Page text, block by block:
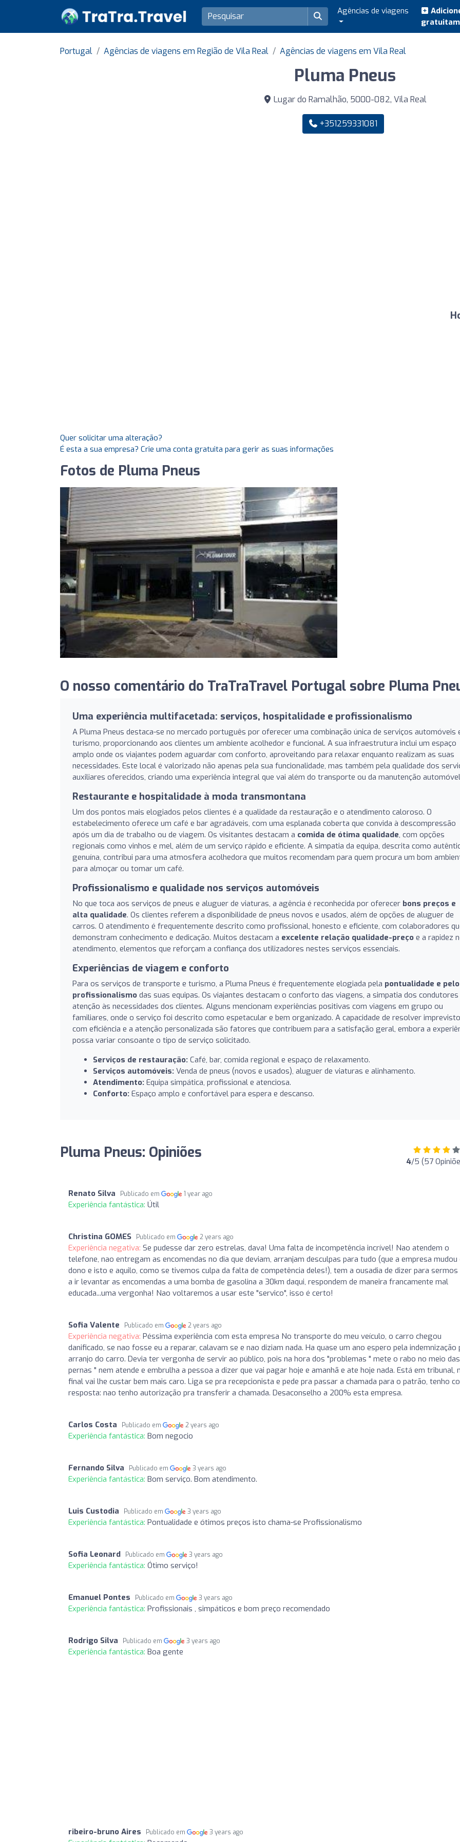
Agências de viagens
Portugal Agências de viagens em Região de Vila Real Agências de viagens em Vila Real
Pluma Pneus
Lugar do Ramalhão, 5000-082, Vila Real
+351259331081
Quer solicitar uma alteração?
É esta a sua empresa? Crie uma conta gratuita para gerir as suas informações
Fotos de Pluma Pneus
O nosso comentário do TraTraTravel Portugal sobre Pluma
Uma experiência multifacetada: serviços, hospitalidade e profissionalismo
A Pluma Pneus destaca-se no mercado português por oferecer uma combinação única de serviços automóveis
turismo, proporcionando aos clientes um ambiente acolhedor e funcional. A sua infraestrutura inclui um espaço
amplo onde os viajantes podem aguardar com conforto, aproveitando para relaxar enquanto realizam as suas
necessidades. Este local é valorizado não apenas pela sua funcionalidade, mas também pela qualidade dos
auxiliares oferecidos, criando uma experiência integral que vai além do transporte ou da manutenção
Restaurante e hospitalidade à moda transmontana
Um dos pontos mais elogiados pelos clientes é a qualidade da restauração e o atendimento caloroso. O
estabelecimento oferece um café e bar agradáveis, com uma esplanada coberta que convida à descompressão
após um dia de trabalho ou de viagem. Os visitantes destacam a comida de ótima qualidade, com opções
regionais como vinhos e mel, além de um serviço rápido e eficiente. A simpatia da equipa, descrita como
genuína, contribui para uma atmosfera acolhedora que muitos recomendam para quem procura um bom
para almoçar ou tomar um café.
Profissionalismo e qualidade nos serviços automóveis
No que toca aos serviços de pneus e aluguer de viaturas, a agência é reconhecida por oferecer bons preços e
alta qualidade. Os clientes referem a disponibilidade de pneus novos e usados, além de opções de aluguer de
carros. O atendimento é frequentemente descrito como profissional, honesto e eficiente, com colaboradores
demonstram conhecimento e dedicação. Muitos destacam a excelente relação qualidade-preço e a rapidez
atendimento, elementos que reforçam a confiança dos utilizadores nestes serviços essenciais.
Experiências de viagem e conforto
Para os serviços de transporte e turismo, a Pluma Pneus é frequentemente elogiada pela pontualidade e pelo
profissionalismo das suas equipas. Os viajantes destacam o conforto das viagens, a simpatia dos condutores
atenção às necessidades dos clientes. Alguns mencionam experiências positivas com viagens em grupo ou
familiares, onde o serviço foi descrito como espetacular e bem organizado. A capacidade de resolver
com eficiência e a atenção personalizada são fatores que contribuem para a satisfação geral, embora a
possa variar consoante o tipo de serviço solicitado.
Serviços de restauração: Café, bar, comida regional e espaço de relaxamento.
Serviços automóveis: Venda de pneus (novos e usados), aluguer de viaturas e alinhamento.
Atendimento: Equipa simpática, profissional e atenciosa.
Conforto: Espaço amplo e confortável para espera e descanso.
Pluma Pneus: Opiniões 4/5 (57
Renato Silva Publicado em 1 year ago
Experiência fantástica: Útil
Christina GOMES Publicado em 2 years ago
Experiência negativa: Se pudesse dar zero estrelas, dava! Uma falta de incompetência incrível! Nao atendem o
telefone, nao entregam as encomendas no dia que deviam, arranjam desculpas para tudo (que a empresa mudou
dono e isto e aquilo, como se tivemos culpa da falta de competência deles!), tem a ousadia de dizer para
a ir levantar as encomendas a uma bomba de gasolina a 30km daqui, respondem de maneira francamente mal
educada...uma vergonha! Nao voltaremos a usar este "servico", isso é certo!
Sofia Valente Publicado em 2 years ago
Experiência negativa: Péssima experiência com esta empresa No transporte do meu veículo, o carro chegou
danificado, se nao fosse eu a reparar, calavam se e nao diziam nada. Ha quase um ano espero pela indemnização
arranjo do carro. Devia ter vergonha de servir ao público, pois na hora dos "problemas " mete o rabo no meio das
pernas " nem atende e embrulha a pessoa a dizer que vai pagar hoje e amanhã e ate hoje nada. Está em tribunal,
final vai lhe custar bem mais caro. Liga se pra recepcionista e pede pra passar a chamada para o patrão, tenho
resposta: nao tenho autorização pra transferir a chamada. Desaconselho a 200% esta empresa.
Carlos Costa Publicado em 2 years ago
Experiência fantástica: Bom negocio
Fernando Silva Publicado em 3 years ago
Experiência fantástica: Bom serviço. Bom atendimento.
Luis Custodia Publicado em 3 years ago
Experiência fantástica: Pontualidade e ótimos preços isto chama-se Profissionalismo
Sofia Leonard Publicado em 3 years ago
Experiência fantástica: Ótimo serviço!
Emanuel Pontes Publicado em 3 years ago
Experiência fantástica: Profissionais , simpáticos e bom preço recomendado
Rodrigo Silva Publicado em 3 years ago
Experiência fantástica: Boa gente
ribeiro-bruno Aires Publicado em 3 years ago